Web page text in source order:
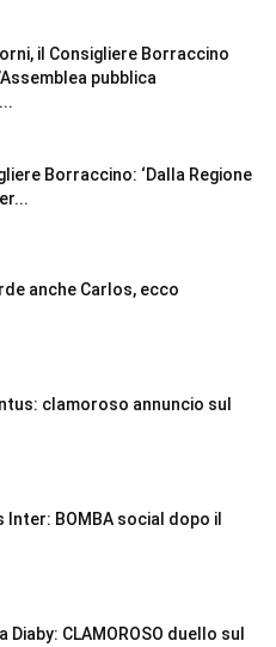
il Consigliere Borraccino
pubblica
Borraccino: ‘Dalla Regione
anche Carlos, ecco
clamoroso annuncio sul
Inter: BOMBA social dopo il
Diaby: CLAMOROSO duello sul